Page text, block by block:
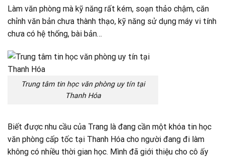
Làm văn phòng mà kỹ năng rất kém, soạn thảo chậm, căn
chỉnh văn bản chưa thành thạo, kỹ năng sử dụng máy vi tính
chưa có hệ thống, bài bản…
Trung tâm tin học văn phòng uy tín tại
Thanh Hóa
Biết được nhu cầu của Trang là đang cần một khóa tin học
văn phòng cấp tốc tại Thanh Hóa cho người đang đi làm
không có nhiều thời gian học. Mình đã giới thiệu cho cô ấy